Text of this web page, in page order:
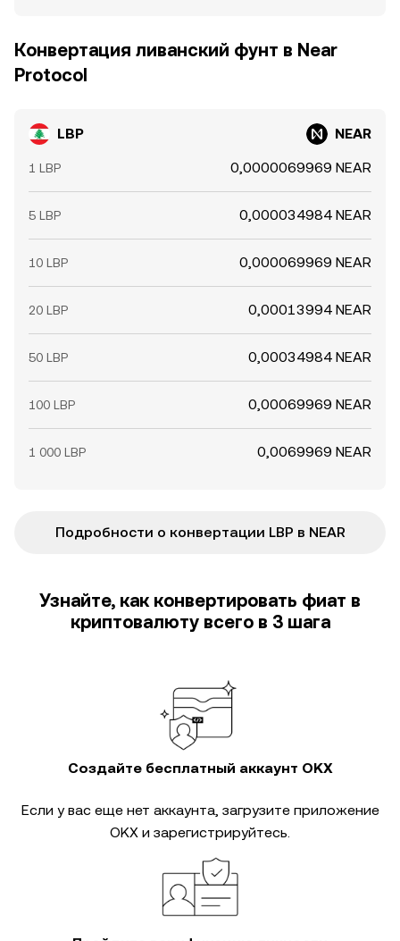
Конвертация ливанский фунт в Near
Protocol
LBP NEAR
1 LBP 0,0000069969 NEAR
5 LBP 0,000034984 NEAR
10 LBP 0,000069969 NEAR
20 LBP 0,00013994 NEAR
50 LBP 0,00034984 NEAR
100 LBP 0,00069969 NEAR
1 000 LBP 0,0069969 NEAR
Подробности о конвертации LBP в NEAR
Узнайте, как конвертировать фиат в
криптовалюту всего в 3 шага
Создайте бесплатный аккаунт OKX
Если у вас еще нет аккаунта, загрузите приложение
OKX и зарегистрируйтесь.